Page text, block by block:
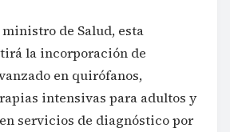
de Salud, esta
la incorporación de
en quirófanos,
intensivas para adultos y
servicios de diagnóstico por